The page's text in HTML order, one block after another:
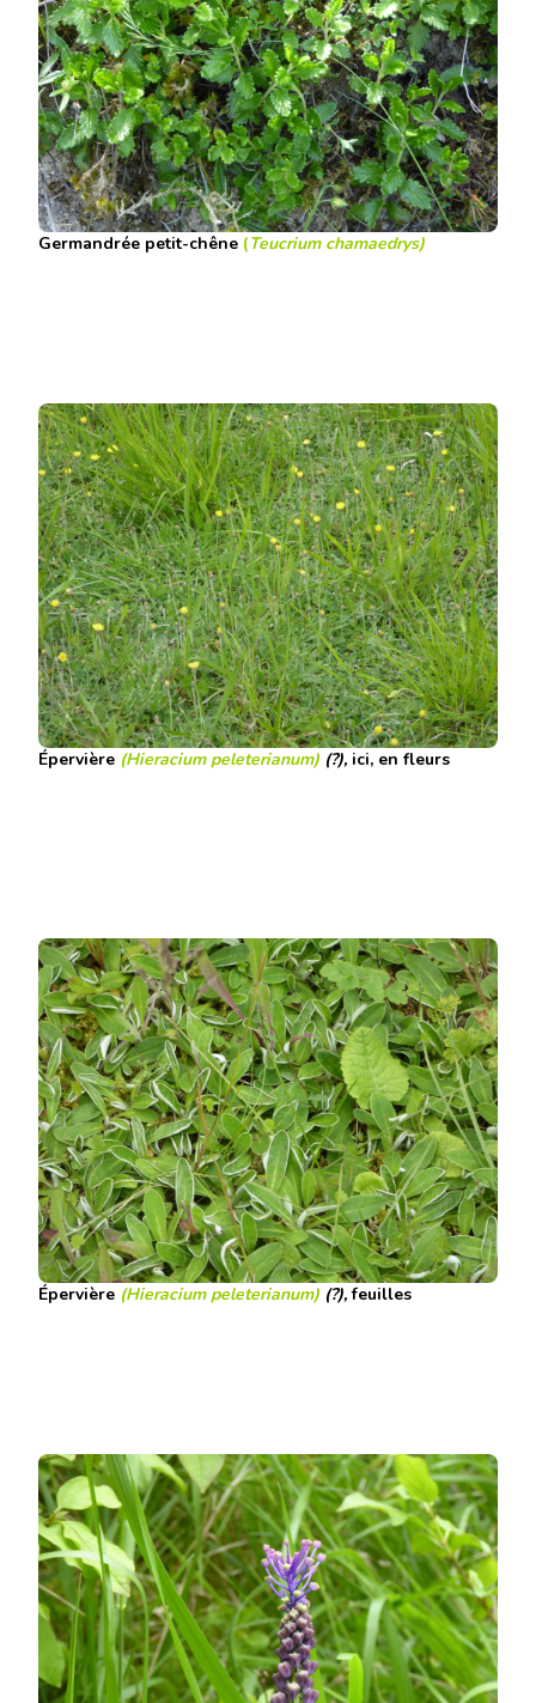
Germandrée petit-chêne (Teucrium chamaedrys)
Épervière (Hieracium peleterianum) (?), ici, en fleurs
Épervière (Hieracium peleterianum) (?),feuilles